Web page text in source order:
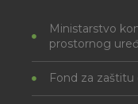
Ministarstvo
prostornog
Fond za zaštitu